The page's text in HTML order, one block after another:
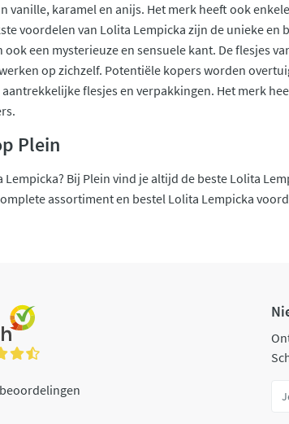
vanille, karamel en anijs. Het merk heeft ook
voordelen van Lolita Lempicka zijn de unieke en
een mysterieuze en sensuele kant. De flesjes
op zichzelf. Potentiële kopers worden
flesjes en verpakkingen. Het merk
Plein
Bij Plein vind je altijd de beste Lolita
assortiment en bestel Lolita Lempicka